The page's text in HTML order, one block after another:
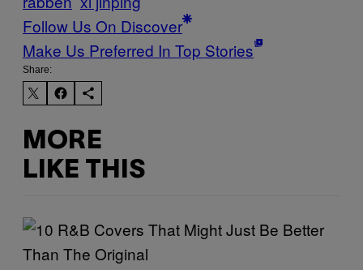
Follow Us On Discover
Make Us Preferred In Top Stories
Share:
MORE
LIKE THIS